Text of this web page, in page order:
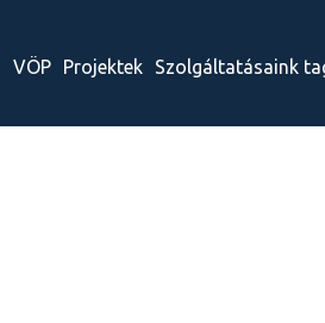
VÖP Projektek Szolgáltatásaink